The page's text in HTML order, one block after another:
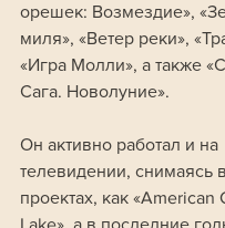
орешек: Возмездие»,
миля», «Ветер реки»,
«Игра Молли», а также
Сага. Новолуние».
Он активно работал и на
телевидении, снимаясь
проектах, как «American
Lake», а в последние